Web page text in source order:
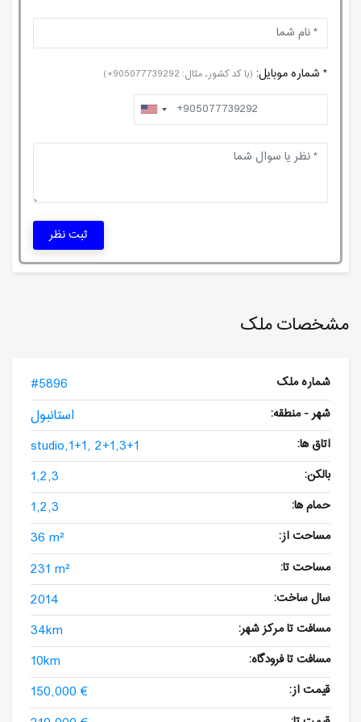
مشخصات ملک
شماره ملک #5896
شهر - منطقه: استانبول
اتاق ها: studio,1+1, 2+1,3+1
بالکن: 1,2,3
حمام ها: 1,2,3
مساحت از: 36 m²
مساحت تا: 231 m²
سال ساخت: 2014
مسافت تا مرکز شهر: 34km
مسافت تا فرودگاه: 10km
قیمت از: 150,000 €
* شماره موبایل: (با کد کشور، مثال: 905077739292+)
ثبت نظر